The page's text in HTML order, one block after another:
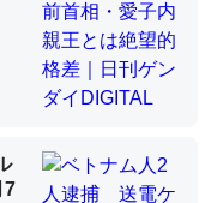
に使う脊椎動物と貝
殻を無くしてナメク
7